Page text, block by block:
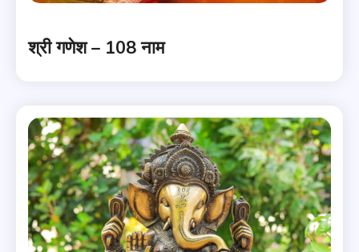
श्री गणेश – 108 नाम